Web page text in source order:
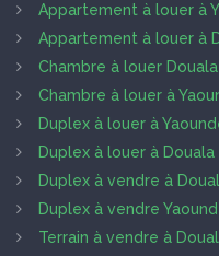
Appartement à louer à
Appartement à louer à
Chambre à louer Douala
Chambre à louer à
Duplex à louer à
Duplex à louer à Douala
Duplex à vendre à
Duplex à vendre
Terrain à vendre à